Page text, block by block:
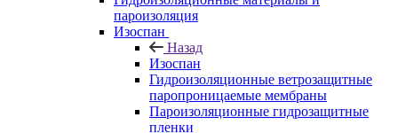
пароизоляция
Изоспан
Назад
Изоспан
Гидроизоляционные ветрозащитные
паропроницаемые мембраны
Пароизоляционные гидрозащитные
пленки